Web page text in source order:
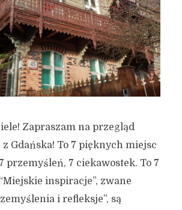
Zapraszam na przegląd
Gdańska! To 7 pięknych miejsc
przemyśleń, 7 ciekawostek. To 7
inspiracje”, zwane
i refleksje”, są